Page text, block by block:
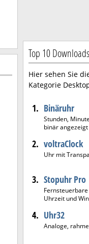
Top 10 Downloads
Hier sehen Sie
Kategorie
1. Binäruhr
Stunden,
binär angezeigt
2. voltraClock
Uhr mit
3. Stopuhr Pro
Uhrzeit und
4. Uhr32
Analoge,